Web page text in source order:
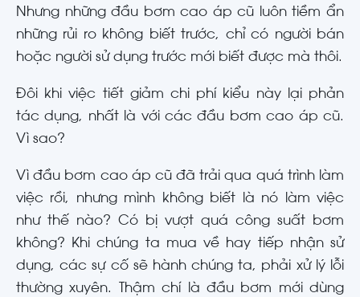
Nhưng những đầu bơm cao áp cũ luôn tiềm ẩn
những rủi ro không biết trước, chỉ có người bán
hoặc người sử dụng trước mới biết được mà thôi.
Đôi khi việc tiết giảm chi phí kiểu này lại phản
tác dụng, nhất là với các đầu bơm cao áp cũ.
Vì sao?
Vì đầu bơm cao áp cũ đã trải qua quá trình làm
việc rồi, nhưng mình không biết là nó làm việc
như thế nào? Có bị vượt quá công suất bơm
không? Khi chúng ta mua về hay tiếp nhận sử
dụng, các sự cố sẽ hành chúng ta, phải xử lý lỗi
thường xuyên. Thậm chí là đầu bơm mới dùng